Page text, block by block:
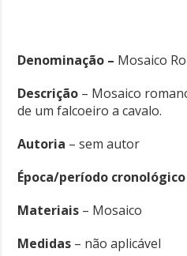
Denominação – Mosaico
Descrição – Mosaico
de um falcoeiro a cavalo.
Autoria – sem autor
Época/período cronológico
Materiais – Mosaico
Medidas – não aplicável